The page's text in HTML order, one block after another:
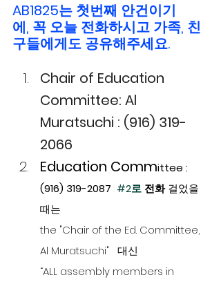
AB1825는 첫번째 안건이기
에, 꼭 오늘 전화하시고 가족, 친
구들에게도 공유해주세요.
Chair of Education
Committee: Al
Muratsuchi : (916) 319-
2066
Education Committee :
(916) 319-2087 #2로 전화 걸었을
때는
the "Chair of the Ed. Committee,
Al Muratsuchi"   대신
“ALL assembly members in